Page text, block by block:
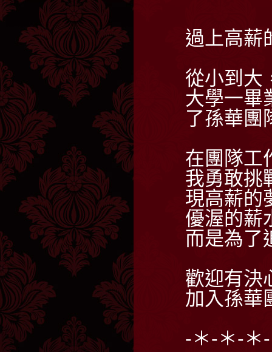
過上高薪
從小到大
大學一畢
了孫華團
在團隊工
我勇敢挑
現高薪的
優渥的薪
而是為了
歡迎有決
加入孫華
-＊-＊-＊